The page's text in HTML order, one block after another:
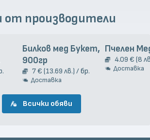
от производители
Билков мед Букет,
900гр
7 € (13.69 лв.) / бр.
Доставка
Пчелен
4.09 € (8
Доставка
Всички обяви